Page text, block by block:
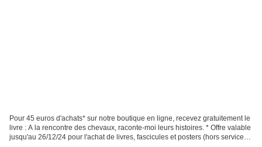
Pour 45 euros d'achats* sur notre boutique en ligne, recevez gratuitement le
livre : A la rencontre des chevaux, raconte-moi leurs histoires. * Offre valable
jusqu'au 26/12/24 pour l'achat de livres, fascicules et posters (hors services).